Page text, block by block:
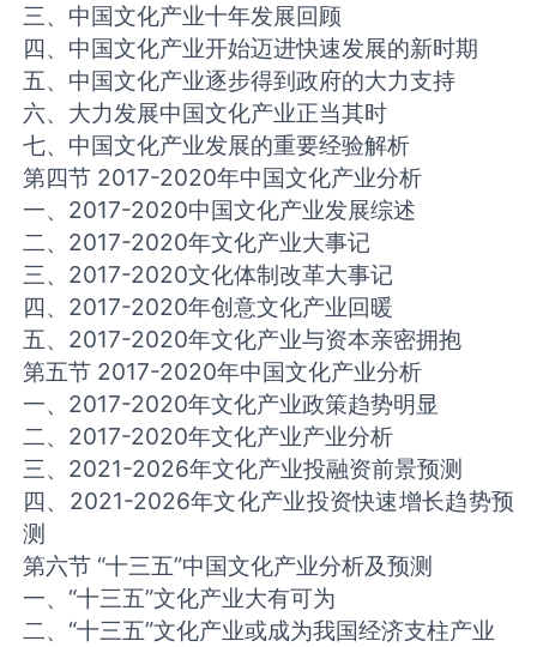
三、中国文化产业十年发展回顾
四、中国文化产业开始迈进快速发展的新时期
五、中国文化产业逐步得到政府的大力支持
六、大力发展中国文化产业正当其时
七、中国文化产业发展的重要经验解析
第四节 2017-2020年中国文化产业分析
一、2017-2020中国文化产业发展综述
二、2017-2020年文化产业大事记
三、2017-2020文化体制改革大事记
四、2017-2020年创意文化产业回暖
五、2017-2020年文化产业与资本亲密拥抱
第五节 2017-2020年中国文化产业分析
一、2017-2020年文化产业政策趋势明显
二、2017-2020年文化产业产业分析
三、2021-2026年文化产业投融资前景预测
四、2021-2026年文化产业投资快速增长趋势预
测
第六节 “十三五”中国文化产业分析及预测
一、“十三五”文化产业大有可为
二、“十三五”文化产业或成为我国经济支柱产业